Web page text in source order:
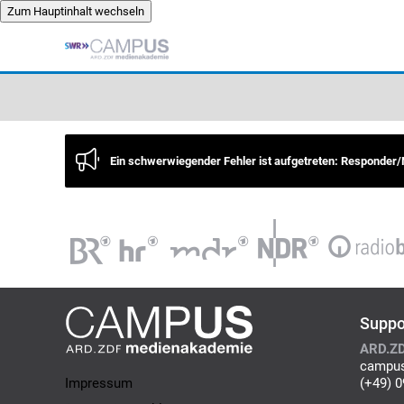
Zum Hauptinhalt wechseln
Zum Hauptinhalt wechseln
×
Ein schwerwiegender Fehler ist aufgetreten:
Impressum
(+49)